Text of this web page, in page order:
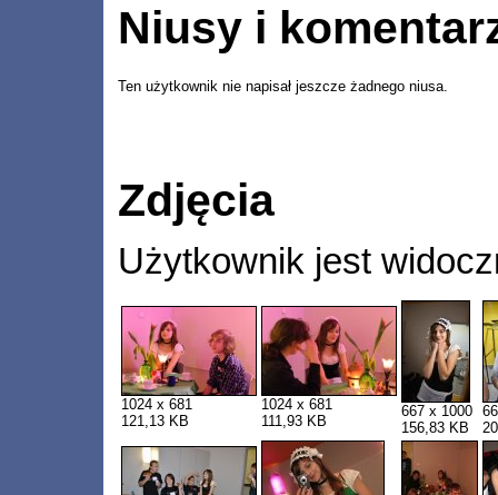
Niusy i
Ten użytkownik nie napisał jeszcze żadnego niusa.
Zdjęcia
Użytkownik jest
1024 x 681
121,13 KB
1024 x 681
111,93 KB
667 x 1000
156,83 KB